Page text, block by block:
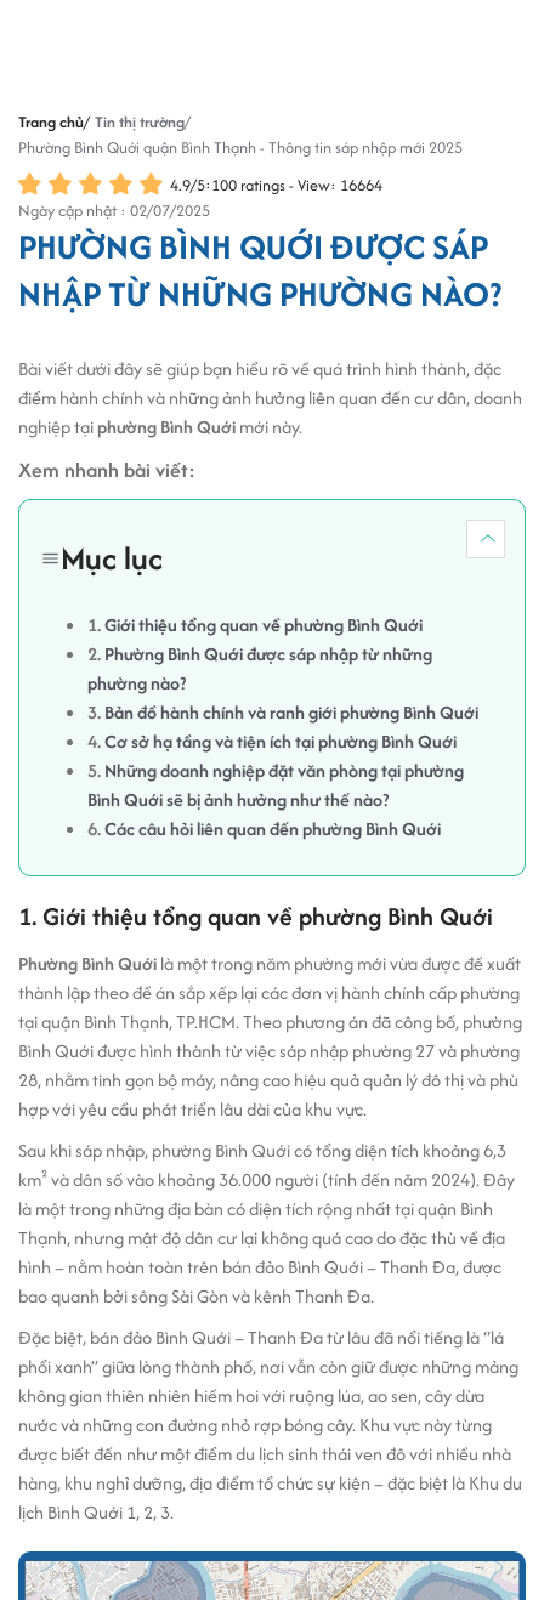
Trang chủ Tin thị trường
Phường Bình Quới quận Bình Thạnh - Thông tin sáp nhập mới 2025
4.9/5:100 ratings - View: 16664
Ngày cập nhật : 02/07/2025
PHƯỜNG BÌNH QUỚI ĐƯỢC SÁP
NHẬP TỪ NHỮNG PHƯỜNG NÀO?
Bài viết dưới đây sẽ giúp bạn hiểu rõ về quá trình hình thành, đặc
điểm hành chính và những ảnh hưởng liên quan đến cư dân, doanh
nghiệp tạiphường Bình Quớimới này.
Xem nhanh bài viết:
Mục lục
1.Giới thiệu tổng quan về phường Bình Quới
2.Phường Bình Quới được sáp nhập từ những
phường nào?
3.Bản đồ hành chính và ranh giới phường Bình Quới
4.Cơ sở hạ tầng và tiện ích tại phường Bình Quới
5.Những doanh nghiệp đặt văn phòng tại phường
Bình Quới sẽ bị ảnh hưởng như thế nào?
6.Các câu hỏi liên quan đến phường Bình Quới
1. Giới thiệu tổng quan về phường Bình Quới
Phường Bình Quớilà một trong năm phường mới vừa được đề xuất
thành lập theo đề án sắp xếp lại các đơn vị hành chính cấp phường
tại quận Bình Thạnh, TP.HCM. Theo phương án đã công bố, phường
Bình Quới được hình thành từ việc sáp nhập phường 27 và phường
28, nhằm tinh gọn bộ máy, nâng cao hiệu quả quản lý đô thị và phù
hợp với yêu cầu phát triển lâu dài của khu vực.
Sau khi sáp nhập, phường Bình Quới có tổng diện tích khoảng 6,3
km² và dân số vào khoảng 36.000 người (tính đến năm 2024). Đây
là một trong những địa bàn có diện tích rộng nhất tại quận Bình
Thạnh, nhưng mật độ dân cư lại không quá cao do đặc thù về địa
hình – nằm hoàn toàn trên bán đảo Bình Quới – Thanh Đa, được
bao quanh bởi sông Sài Gòn và kênh Thanh Đa.
Đặc biệt, bán đảo Bình Quới – Thanh Đa từ lâu đã nổi tiếng là “lá
phổi xanh” giữa lòng thành phố, nơi vẫn còn giữ được những mảng
không gian thiên nhiên hiếm hoi với ruộng lúa, ao sen, cây dừa
nước và những con đường nhỏ rợp bóng cây. Khu vực này từng
được biết đến như một điểm du lịch sinh thái ven đô với nhiều nhà
hàng, khu nghỉ dưỡng, địa điểm tổ chức sự kiện – đặc biệt là Khu du
lịch Bình Quới 1, 2, 3.